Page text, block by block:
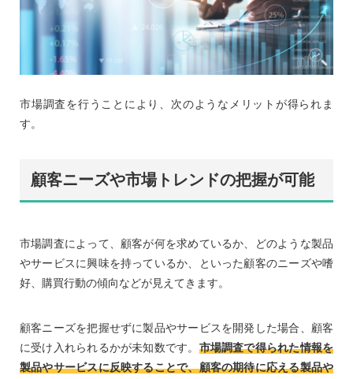
市場調査を行うことにより、次のようなメリットが得られま
す。
顧客ニーズや市場トレンドの把握が可能
市場調査によって、顧客が何を求めているか、どのような製品
やサービスに興味を持っているか、といった顧客のニーズや嗜
好、購買行動の傾向などが見えてきます。
顧客ニーズを把握せずに製品やサービスを開発した場合、顧客
に受け入れられるかが未知数です。 市場調査で得られた情報を
製品やサービスに反映することで、顧客の期待に応える製品や